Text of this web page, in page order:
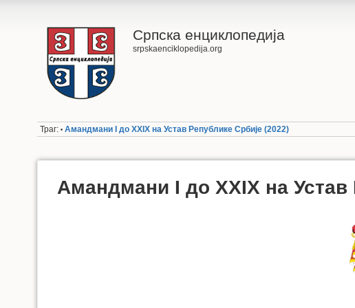
Српска енциклопедија
srpskaenciklopedija.org
Траг: • Амандмани I до XXIX на Устав Републике Србије (2022)
Амандмани I до XXIX на Устав